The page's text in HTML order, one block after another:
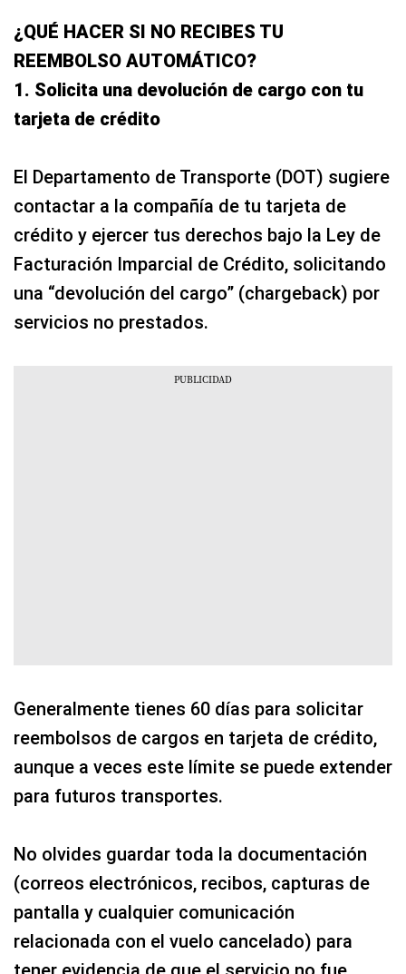
¿QUÉ HACER SI NO RECIBES TU
REEMBOLSO AUTOMÁTICO?
1. Solicita una devolución de cargo con tu
tarjeta de crédito
El Departamento de Transporte (DOT) sugiere
contactar a la compañía de tu tarjeta de
crédito y ejercer tus derechos bajo la Ley de
Facturación Imparcial de Crédito, solicitando
una “devolución del cargo” (chargeback) por
servicios no prestados.
Generalmente tienes 60 días para solicitar
reembolsos de cargos en tarjeta de crédito,
aunque a veces este límite se puede extender
para futuros transportes.
No olvides guardar toda la documentación
(correos electrónicos, recibos, capturas de
pantalla y cualquier comunicación
relacionada con el vuelo cancelado) para